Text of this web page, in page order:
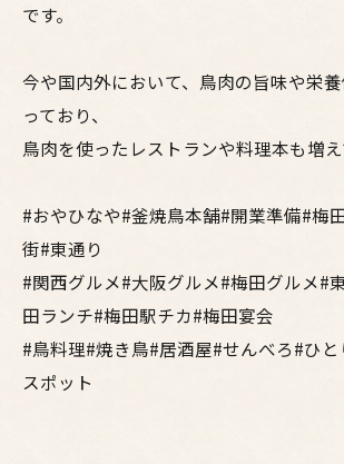
です。
今や国内外において、鳥肉の旨味や栄
っており、
鳥肉を使ったレストランや料理本も増え
#おやひなや#釜焼鳥本舗#開業準備#梅
街#東通り
#関西グルメ#大阪グルメ#梅田グルメ#
田ランチ#梅田駅チカ#梅田宴会
#鳥料理#焼き鳥#居酒屋#せんべろ#ひ
スポット